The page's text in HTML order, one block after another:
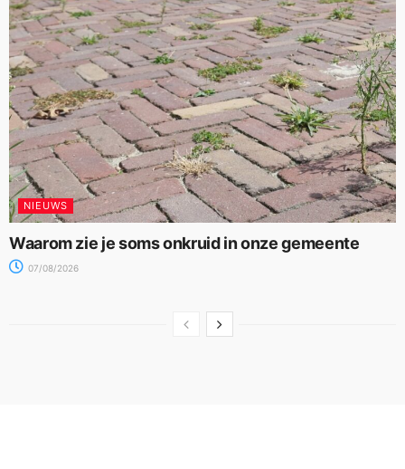
NIEUWS
Waarom zie je soms onkruid in onze gemeente
07/08/2026